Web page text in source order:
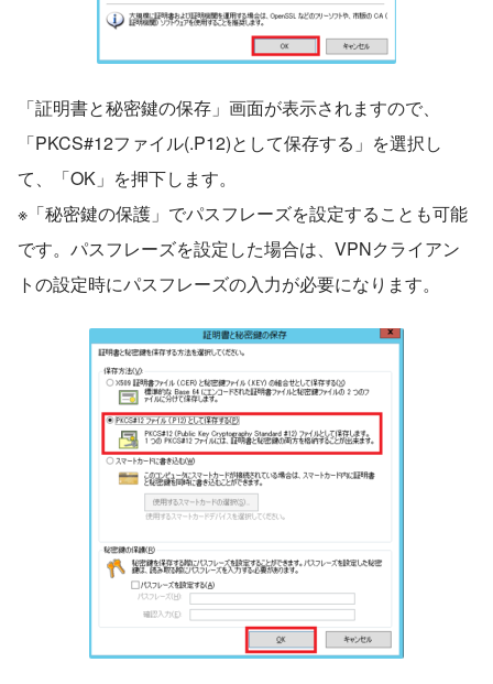
「証明書と秘密鍵の保存」画面が表示されますので、
「PKCS#12ファイル(.P12)として保存する」を選択し
て、「OK」を押下します。
※「秘密鍵の保護」でパスフレーズを設定することも可能
です。パスフレーズを設定した場合は、VPNクライアン
トの設定時にパスフレーズの入力が必要になります。